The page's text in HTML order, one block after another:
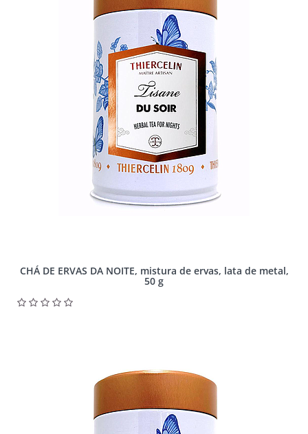
CHÁ DE ERVAS DA NOITE, mistura de ervas, lata de metal,
50 g